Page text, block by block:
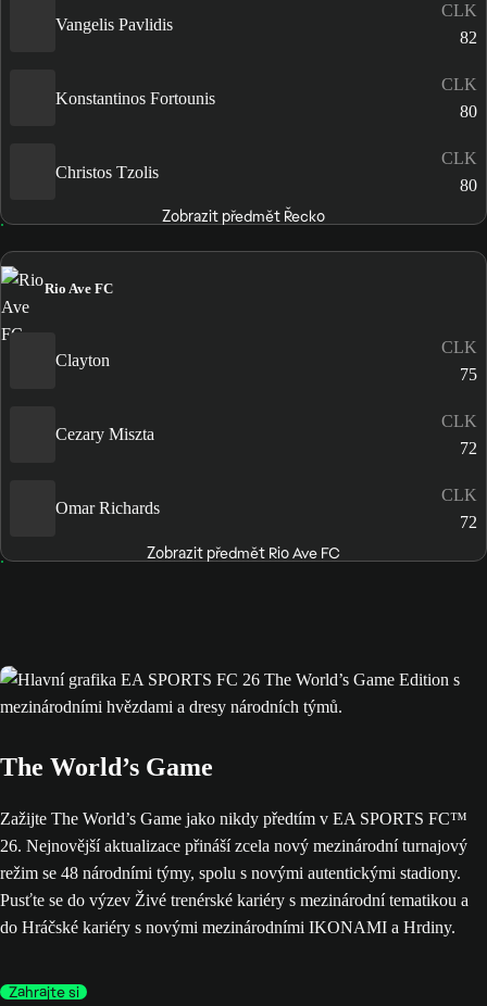
Vangelis Pavlidis
CLK
82
Konstantinos Fortounis
CLK
80
Christos Tzolis
CLK
80
Zobrazit předmět Řecko
Rio Ave FC
Clayton
CLK
75
Cezary Miszta
CLK
72
Omar Richards
CLK
72
Zobrazit předmět Rio Ave FC
The World’s Game
Zažijte The World’s Game jako nikdy předtím v EA SPORTS FC™
26. Nejnovější aktualizace přináší zcela nový mezinárodní turnajový
režim se 48 národními týmy, spolu s novými autentickými stadiony.
Pusťte se do výzev Živé trenérské kariéry s mezinárodní tematikou a
do Hráčské kariéry s novými mezinárodními IKONAMI a Hrdiny.
Zahrajte si